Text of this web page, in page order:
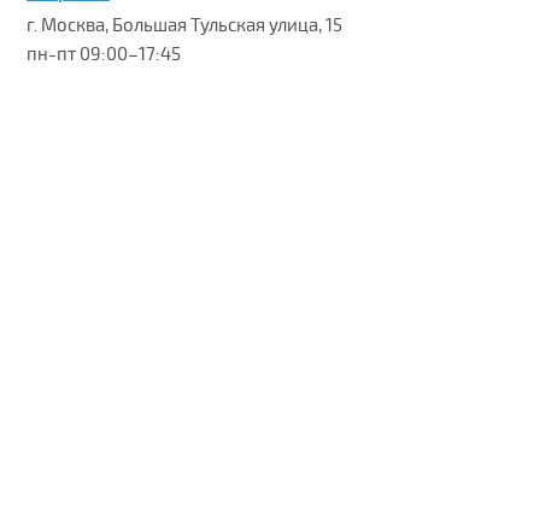
г. Москва, Большая Тульская улица, 15
пн-пт 09:00–17:45